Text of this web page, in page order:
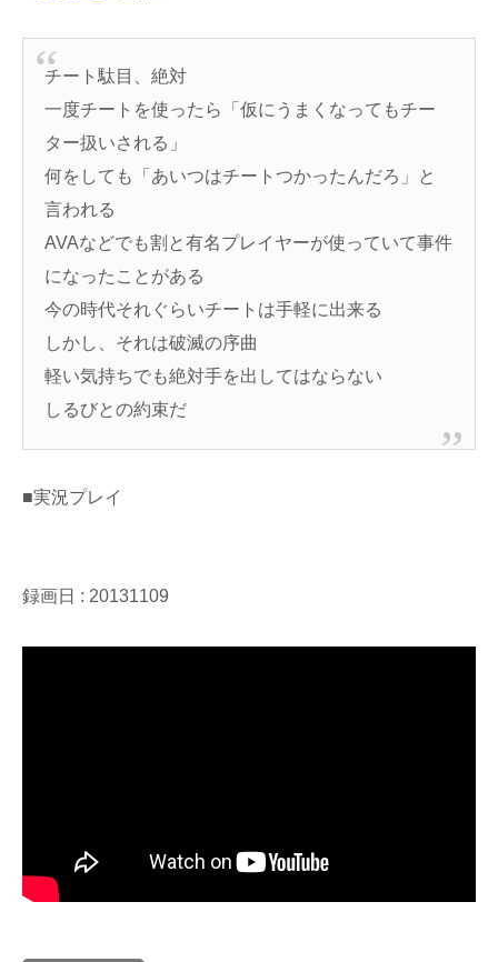
チート駄目、絶対
一度チートを使ったら「仮にうまくなってもチー
ター扱いされる」
何をしても「あいつはチートつかったんだろ」と
言われる
AVAなどでも割と有名プレイヤーが使っていて事件
になったことがある
今の時代それぐらいチートは手軽に出来る
しかし、それは破滅の序曲
軽い気持ちでも絶対手を出してはならない
しるびとの約束だ
■実況プレイ
録画日 : 20131109